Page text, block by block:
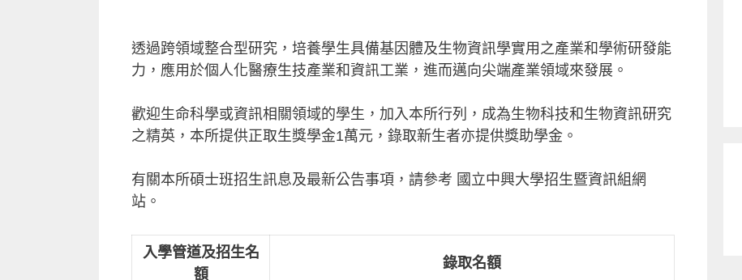
透過跨領域整合型研究，培養學生具備基因體及生物資訊學實用之產業和學術研發能
力，應用於個人化醫療生技產業和資訊工業，進而邁向尖端產業領域來發展。
歡迎生命科學或資訊相關領域的學生，加入本所行列，成為生物科技和生物資訊研究
之精英，本所提供正取生獎學金1萬元，錄取新生者亦提供獎助學金。
有關本所碩士班招生訊息及最新公告事項，請參考 國立中興大學招生暨資訊組網
站。
入學管道及招生名
額
錄取名額